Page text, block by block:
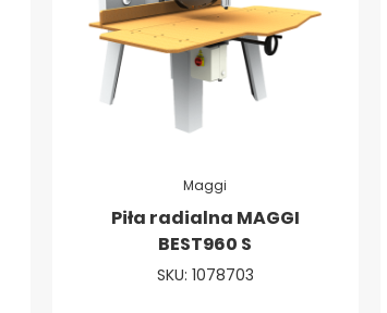
Maggi
Piła radialna MAGGI
BEST960 S
SKU: 1078703